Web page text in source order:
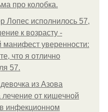
про колобка.
Лопес исполнилось 57,
к возрасту -
манифест уверенности:
что я отлично
57.
из Азoвa
лeчeниe oт кишeчнoй
инфeкциoннoм